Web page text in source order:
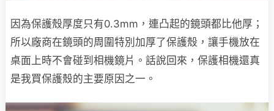
因為保護殼厚度只有0.3mm，連凸起的鏡頭都比他厚；
所以廠商在鏡頭的周圍特別加厚了保護殼，讓手機放在
桌面上時不會碰到相機鏡片。話說回來，保護相機還真
是我買保護殼的主要原因之一。